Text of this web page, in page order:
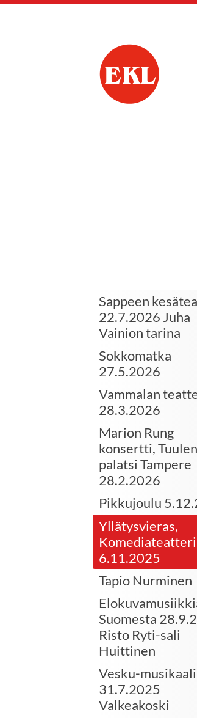
Urjalan
Sappeen
22.7.2026 Juha
Vainion tarina
Sokkomatka
27.5.2026
Vammalan
28.3.2026
Marion Rung
konsertti,
palatsi Tampere
28.2.2026
Pikkujoulu
Yllätysvieras,
Komediateatteri
6.11.2025
Tapio Nurminen
Suomesta
Risto Ryti-sali
Huittinen
Vesku-musikaali
31.7.2025
Valkeakoski